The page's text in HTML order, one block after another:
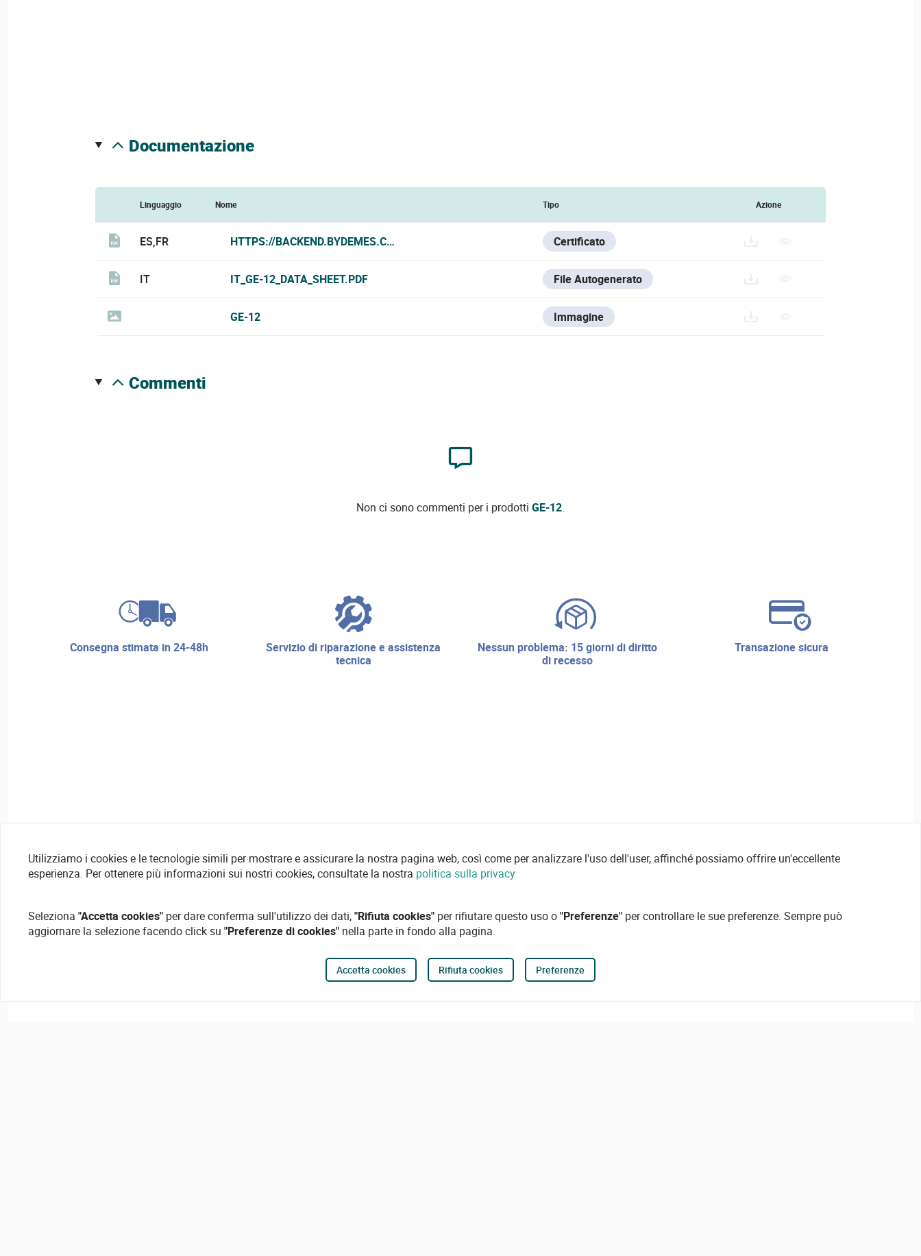
documentazione
Linguaggio Nome Tipo Azione
ES,FR HTTPS://BACKEND.BYDEMES.COM/ADMIN/PRODUCTOS/FOLLETO/GE12_CERTIFICADO.PDF
Certificato
IT IT_GE-12_DATA_SHEET.PDF File Autogenerato
GE-12 Immagine
commenti
Non ci sono commenti per i prodotti GE-12.
consegna stimata in 24-48h
servizio di riparazione e assistenza
tecnica
nessun problema: 15 giorni di diritto
di recesso
transazione sicura
Utilizziamo i cookies e le tecnologie simili per mostrare e assicurare la nostra pagina web, così come per analizzare l'uso dell'user, affinché possiamo offrire un'eccellente
esperienza. Per ottenere più informazioni sui nostri cookies, consultate la nostra politica sulla privacy
Seleziona "Accetta cookies" per dare conferma sull'utilizzo dei dati,"Rifiuta cookies" per rifiutare questo uso o"Preferenze" per controllare le sue preferenze. Sempre può
aggiornare la selezione facendo click su "Preferenze di cookies" nella parte in fondo alla pagina.
Accetta cookies Rifiuta cookies Preferenze